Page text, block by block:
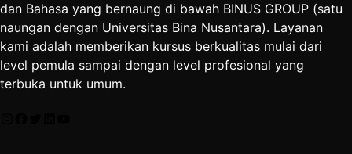
dan Bahasa yang bernaung di bawah BINUS GROUP (satu
naungan dengan Universitas Bina Nusantara). Layanan
kami adalah memberikan kursus berkualitas mulai dari
level pemula sampai dengan level profesional yang
terbuka untuk umum.